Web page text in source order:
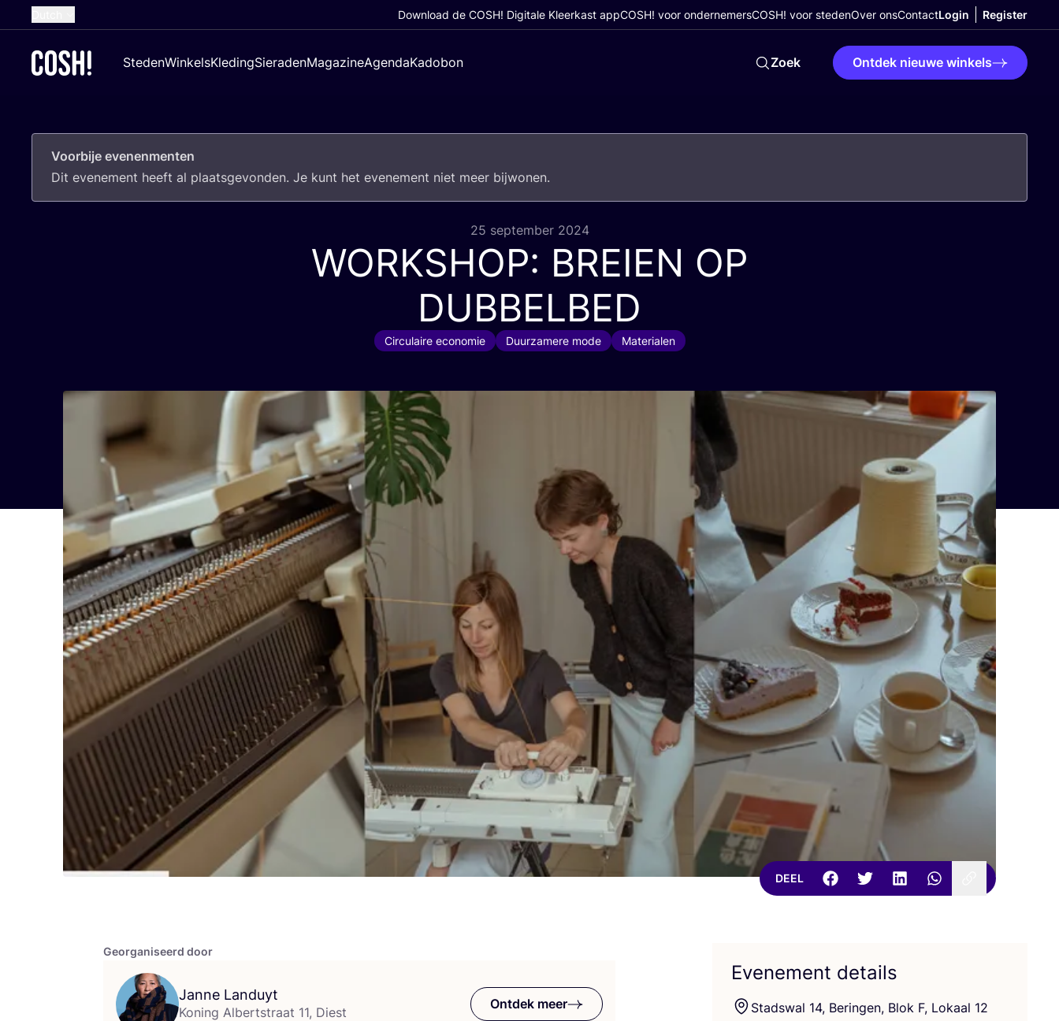
French
German
Croatian
Download de COSH! Digitale Kleerkast appCOSH! voor ondernemersCOSH! voor stedenOver onsContactLogin Register
StedenWinkelsKledingSieradenMagazineAgendaKadobon Zoek Ontdek nieuwe winkels
Voorbije evenenmenten
Dit eve­ne­ment heeft al plaats­ge­von­den. Je kunt het eve­ne­ment niet meer bijwonen.
25 september 2024
WORKSHOP: BREIEN OP
DUBBELBED
Circulaire economie Duurzamere mode Materialen
DEEL
Georganiseerd door
Janne Landuyt
Koning Albertstraat 11, Diest
Ontdek meer
Evenement details
Stads­wal 14, Berin­gen, Blok F, Lokaal 12